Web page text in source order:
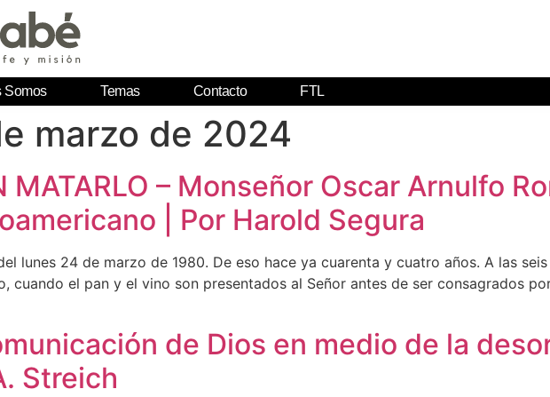
Somos Temas Contacto FTL
marzo de 2024
MATARLO – Monseñor Oscar Arnulfo
| Por Harold Segura
lunes 24 de marzo de 1980. De eso hace ya cuarenta y cuatro años. A las
cuando el pan y el vino son presentados al Señor antes de ser consagrados
de Dios en medio de la
Streich